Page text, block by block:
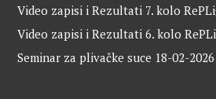
Video zapisi i Rezultati 7. kolo
Video zapisi i Rezultati 6. kolo
Seminar za plivačke suce 18-02-2026